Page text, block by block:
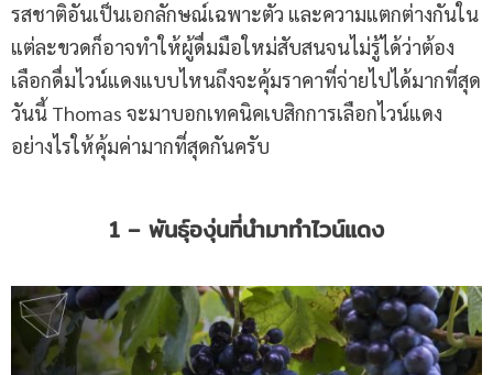
รสชาติอันเป็นเอกลักษณ์เฉพาะตัว และความแตกต่างกันใน
แต่ละขวดก็อาจทำให้ผู้ดื่มมือใหม่สับสนจนไม่รู้ได้ว่าต้อง
เลือกดื่มไวน์แดงแบบไหนถึงจะคุ้มราคาที่จ่ายไปได้มากที่สุด
วันนี้ Thomas จะมาบอกเทคนิคเบสิกการเลือกไวน์แดง
อย่างไรให้คุ้มค่ามากที่สุดกันครับ
1 – พันธุ์องุ่นที่นำมาทำไวน์แดง